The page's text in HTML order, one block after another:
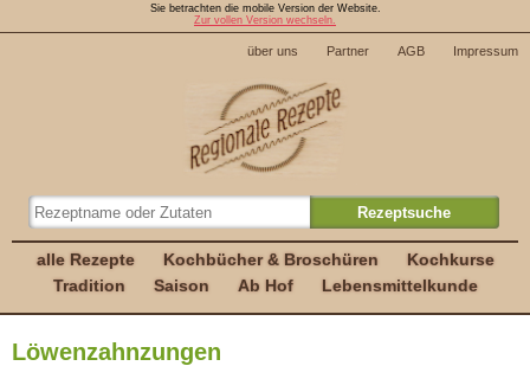
Sie betrachten die mobile Version der Website.
Zur vollen Version wechseln.
über uns Partner AGB Impressum
alle Rezepte Kochbücher & Broschüren
Kochkurse
Tradition
Saison Ab Hof Lebensmittelkunde
Löwenzahnzungen